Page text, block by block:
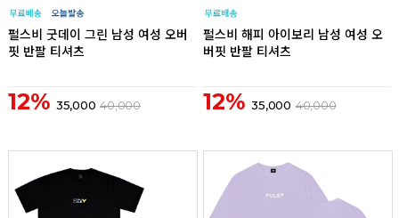
펄스비 굿데이 그린 남성 여성 오버
핏 반팔 티셔츠
12% 35,000 40,000
펄스비 해피 아이보리 남성 여성 오
버핏 반팔 티셔츠
12% 35,000 40,000